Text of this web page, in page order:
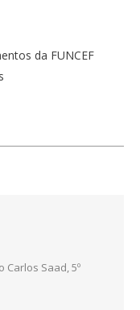
da FUNCEF
Carlos Saad, 5º